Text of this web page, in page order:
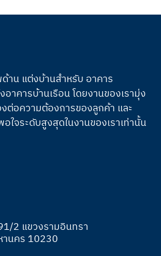
าน แต่งบ้านสำหรับ อาคาร
าคารบ้านเรือน โดยงานของเรามุ่ง
ต่อความต้องการของลูกค้า และ
ใจระดับสูงสุดในงานของเราเท่านั้น
2 แขวงรามอินทรา
านคร 10230